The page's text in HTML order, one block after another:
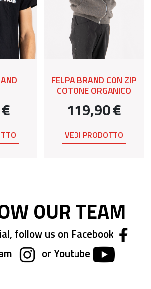
FELPA BRAND CON ZIP
COTONE ORGANICO
119,90 €
VEDI PRODOTTO
OUR TEAM
follow us on Facebook
or Youtube